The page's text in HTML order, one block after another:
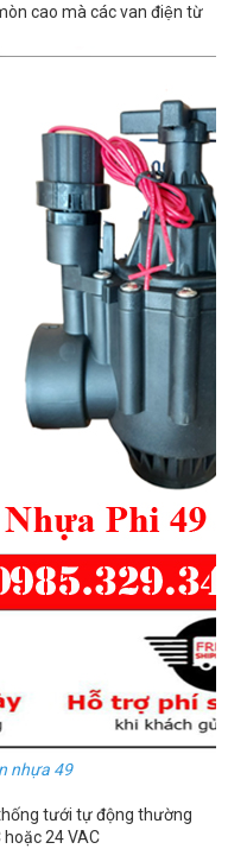
cao mà các van điện từ
nhựa 49
tưới tự động thường
24 VAC